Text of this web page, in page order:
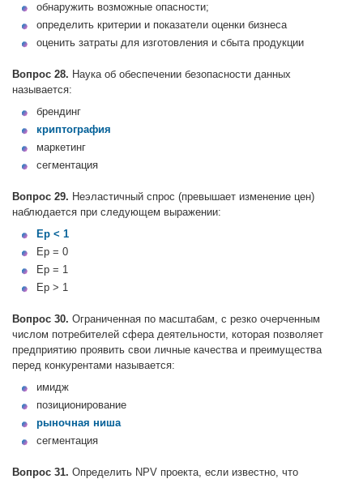
обнаружить возможные опасности;
определить критерии и показатели оценки бизнеса
оценить затраты для изготовления и сбыта продукции
Вопрос 28. Наука об обеспечении безопасности данных
называется:
брендинг
криптография
маркетинг
сегментация
Вопрос 29. Неэластичный спрос (превышает изменение цен)
наблюдается при следующем выражении:
Ер < 1
Ер = 0
Ер = 1
Ер > 1
Вопрос 30. Ограниченная по масштабам, с резко очерченным
числом потребителей сфера деятельности, которая позволяет
предприятию проявить свои личные качества и преимущества
перед конкурентами называется:
имидж
позиционирование
рыночная ниша
сегментация
Вопрос 31. Определить NPV проекта, если известно, что